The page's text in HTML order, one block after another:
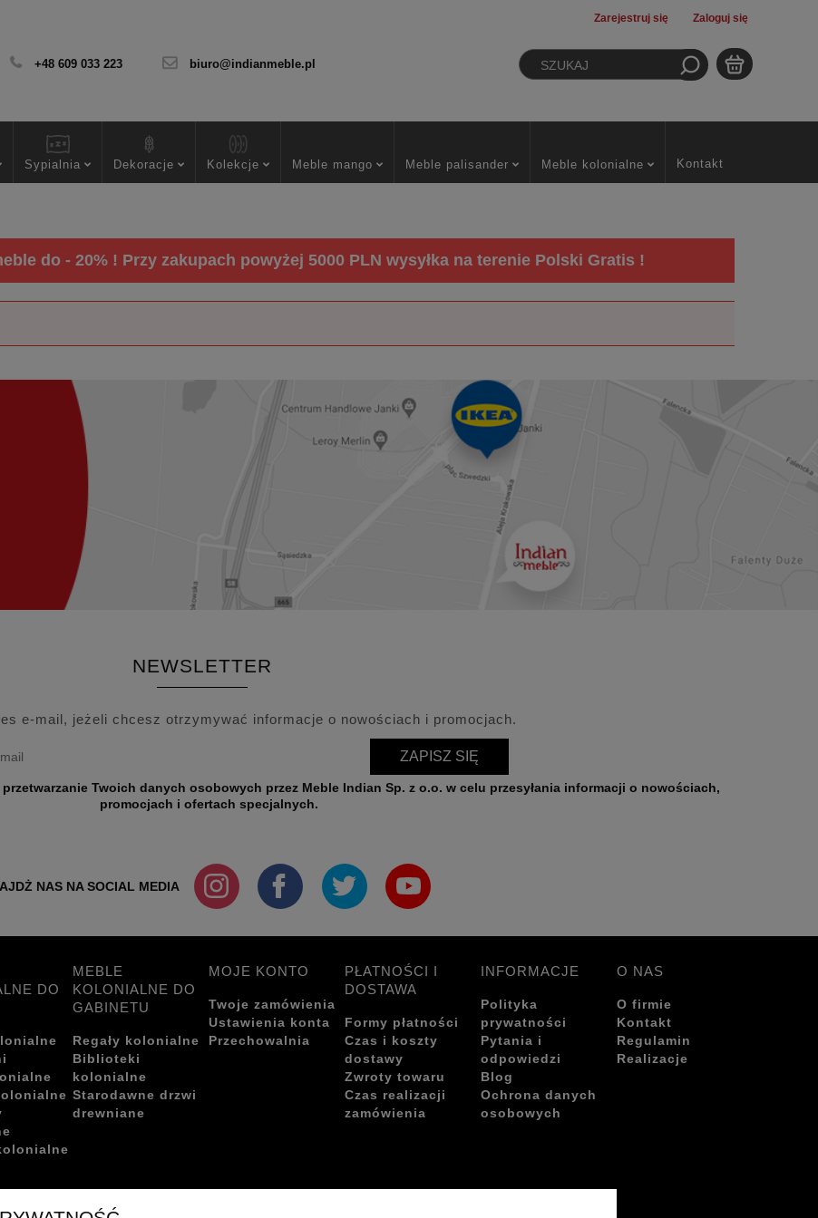
Zarejestruj się Zaloguj się
+48 609 033 223 biuro@indianmeble.pl
Sypialnia Dekoracje Kolekcje Meble mango Meble palisander Meble kolonialne Kontakt
do - 20% ! Przy zakupach powyżej 5000 PLN wysyłka na terenie Polski Gratis !
NEWSLETTER
e-mail, jeżeli chcesz otrzymywać informacje o nowościach i promocjach.
ZAPISZ SIĘ
przez Meble Indian Sp. z o.o. w celu przesyłania informacji o nowościach,
promocjach i ofertach specjalnych.
NAS NA SOCIAL MEDIA
DO
MEBLE
KOLONIALNE DO
GABINETU
Regały kolonialne
Biblioteki
kolonialne
Starodawne drzwi
drewniane
MOJE KONTO
Twoje zamówienia
Ustawienia konta
Przechowalnia
PŁATNOŚCI I
DOSTAWA
Formy płatności
Czas i koszty
dostawy
Zwroty towaru
Czas realizacji
zamówienia
INFORMACJE
Polityka
prywatności
Pytania i
odpowiedzi
Blog
Ochrona danych
osobowych
O NAS
O firmie
Kontakt
Regulamin
Realizacje